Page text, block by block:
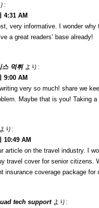
:
4:31 AM
very informative. I wonder
a great readers’ base already!
스 먹튀 より:
9:00 AM
very so much! share we
Maybe that is you! Taking a
より:
10:49 AM
article on the travel industry. I
travel cover for senior citizens.
insurance coverage package
tech support より: